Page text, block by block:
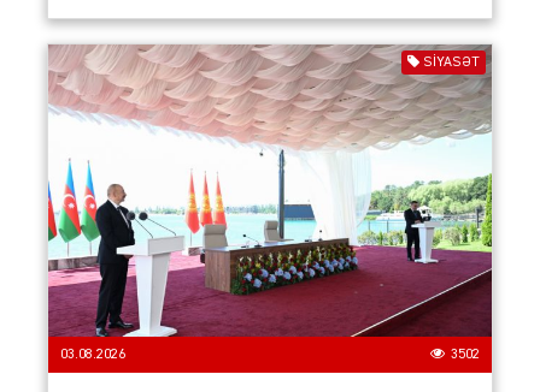
SIYASƏT
03.08.2026 3502